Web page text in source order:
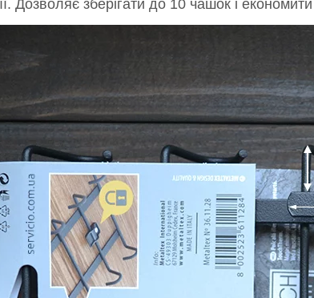
Дозволяє зберігати до 10 чашок і економити